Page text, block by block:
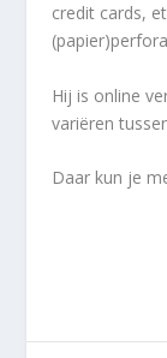
credit cards,
Hij is online
variëren
Daar kun je